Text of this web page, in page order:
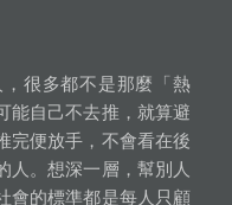
很多都不是那麼「熱
能自己不去推，就算避
完便放手，不會看在後
人。想深一層，幫別人
會的標準都是每人只顧